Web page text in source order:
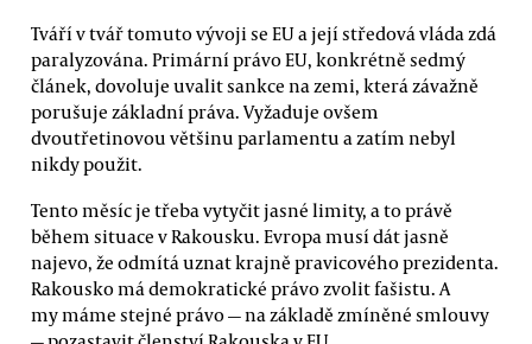
Tváří v tvář tomuto vývoji se EU a její středová vláda zdá
paralyzována. Primární právo EU, konkrétně sedmý
článek, dovoluje uvalit sankce na zemi, která závažně
porušuje základní práva. Vyžaduje ovšem
dvoutřetinovou většinu parlamentu a zatím nebyl
nikdy použit.
Tento měsíc je třeba vytyčit jasné limity, a to právě
během situace v Rakousku. Evropa musí dát jasně
najevo, že odmítá uznat krajně pravicového prezidenta.
Rakousko má demokratické právo zvolit fašistu. A
my máme stejné právo — na základě zmíněné smlouvy